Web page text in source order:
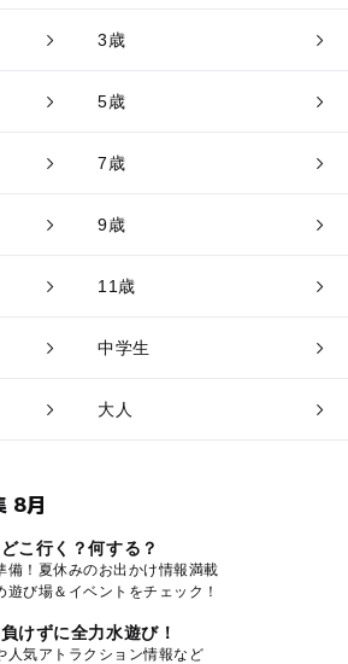
3歳
5歳
7歳
9歳
11歳
中学生
大人
8月
こ行く？何する？
備！夏休みのお出かけ情報満載
遊び場＆イベントをチェック！
けずに全力水遊び！
人気アトラクション情報など